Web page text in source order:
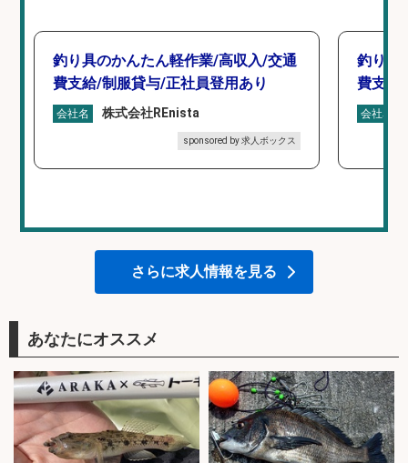
釣り具のかんたん軽作業/高収入/交通
費支給/制服貸与/正社員登用あり
会社名 株式会社REnista
sponsored by 求人ボックス
釣り具
費支給
会社名
さらに求人情報を見る
あなたにオススメ